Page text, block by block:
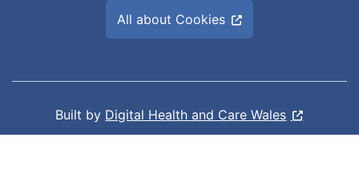
All about Cookies
Built by Digital Health and Care Wales